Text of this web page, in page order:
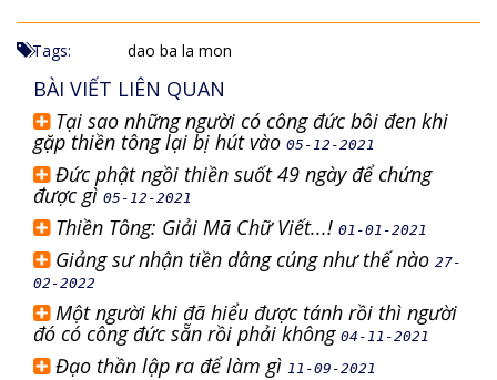
Tags: dao ba la mon
BÀI VIẾT LIÊN QUAN
Tại sao những người có công đức bôi đen khi
gặp thiền tông lại bị hút vào 05-12-2021
Đức phật ngồi thiền suốt 49 ngày để chứng
được gì 05-12-2021
Thiền Tông: Giải Mã Chữ Viết...! 01-01-2021
Giảng sư nhận tiền dâng cúng như thế nào 27-
02-2022
Một người khi đã hiểu được tánh rồi thì người
đó có công đức sẵn rồi phải không 04-11-2021
Đạo thần lập ra để làm gì 11-09-2021